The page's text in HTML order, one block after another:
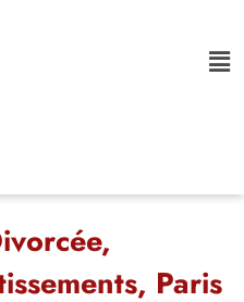
Paris